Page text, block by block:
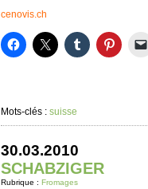
cenovis.ch
Mots-clés : suisse
30.03.2010
SCHABZIGER
Rubrique : Fromages